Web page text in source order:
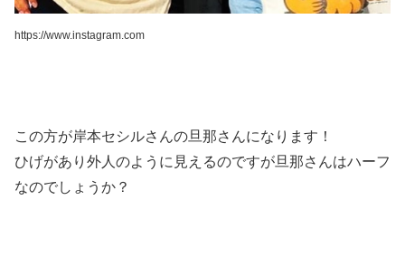
https://www.instagram.com
この方が岸本セシルさんの旦那さんになります！
ひげがあり外人のように見えるのですが旦那さんはハーフ
なのでしょうか？